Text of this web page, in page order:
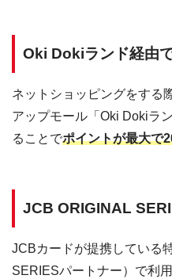
Oki Dokiランド経由
ネットショッピングをする
アップモール「Oki Dokiラ
ることでポイントが最大で
JCB ORIGINAL
JCBカードが提携している
SERIESパートナー）で利用